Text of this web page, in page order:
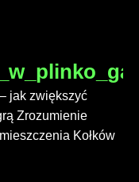
jak zwiększyć
Zrozumienie
Kołków